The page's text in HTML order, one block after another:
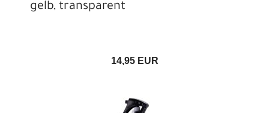
gelb, transparent
14,95 EUR